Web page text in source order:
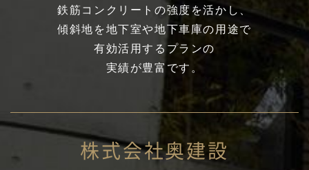
鉄筋コンクリートの強度を活かし、
傾斜地を地下室や地下車庫の用途で
有効活用するプランの
実績が豊富です。
株式会社奥建設